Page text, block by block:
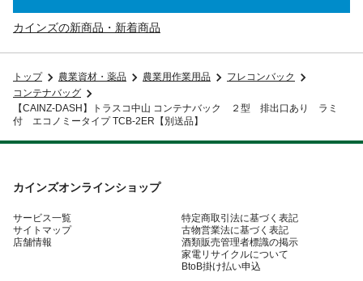
カインズの新商品・新着商品
トップ 農業資材・薬品 農業用作業用品
フレコンバック
コンテナバッグ
【CAINZ-DASH】トラスコ中山 コンテナバック ２型 排出口あり ラミ
付 エコノミータイプ TCB-2ER【別送品】
カインズオンラインショップ
サービス一覧
サイトマップ
店舗情報
特定商取引法に基づく表記
古物営業法に基づく表記
酒類販売管理者標識の掲示
家電リサイクルについて
BtoB掛け払い申込